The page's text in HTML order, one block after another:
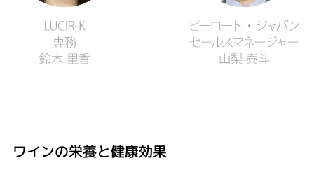
ワインの栄養と健康効果